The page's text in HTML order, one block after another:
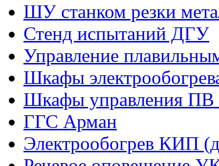
ШУ станком резки
Стенд испытаний ДГУ
Управление
Шкафы
Шкафы управления ПВ
ГГС Арман
Электрообогрев КИП